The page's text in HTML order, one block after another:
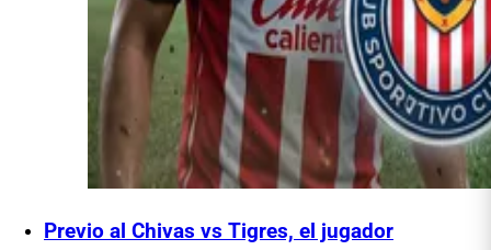
Previo al Chivas vs Tigres, el jugador